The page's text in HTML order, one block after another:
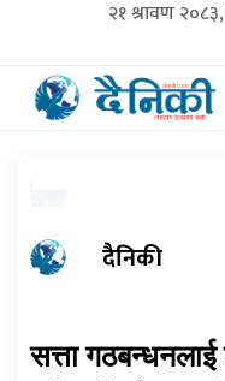
२१ श्रावण
दैनिकी
सत्ता गठबन्धनलाई